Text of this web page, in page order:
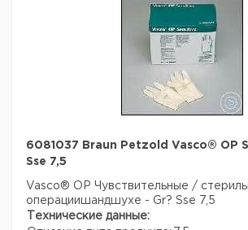
6081037 Braun Petzold Vasco® OP
Sse 7,5
Vasco® OP Чувствительные /
операциишандшухе - Gr? Sse 7,5
Технические данные: